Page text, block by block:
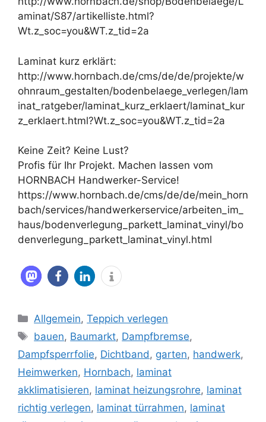
aminat/S87/artikelliste.html?
Wt.z_soc=you&WT.z_tid=2a
Laminat kurz erklärt:
http://www.hornbach.de/cms/de/de/projekte/w
ohnraum_gestalten/bodenbelaege_verlegen/lam
inat_ratgeber/laminat_kurz_erklaert/laminat_kur
z_erklaert.html?Wt.z_soc=you&WT.z_tid=2a
Keine Zeit? Keine Lust?
Profis für Ihr Projekt. Machen lassen vom
HORNBACH Handwerker-Service!
https://www.hornbach.de/cms/de/de/mein_horn
bach/services/handwerkerservice/arbeiten_im_
haus/bodenverlegung_parkett_laminat_vinyl/bo
denverlegung_parkett_laminat_vinyl.html
Kategorien
Allgemein,Teppich verlegen
Schlagwörter
bauen, Baumarkt, Dampfbremse,
Dampfsperrfolie, Dichtband , garten, handwerk,
Heimwerken, Hornbach, laminat
akklimatisieren, laminat heizungsrohre, laminat
richtig verlegen, laminat türrahmen, laminat